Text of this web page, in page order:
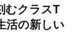
むクラスT
活の新しい